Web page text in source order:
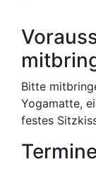
Bitte
Yogamatte,
festes